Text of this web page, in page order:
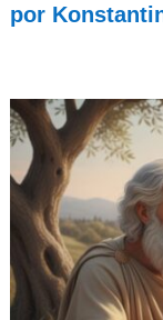
por